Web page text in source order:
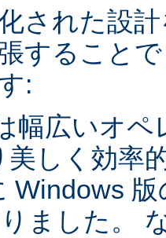
された設
すること
:
幅広いオ
美しく効率
Windows
ました。